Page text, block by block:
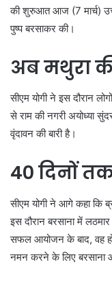
की शुरुआत आज (7 मार्च)
पुष्प बरसाकर की।
अब मथुरा
सीएम योगी ने इस दौरान
से राम की नगरी अयोध्या
वृंदावन की बारी है।
40 दिनों
सीएम योगी ने आगे कहा कि
इस दौरान बरसाना में
सफल आयोजन के बाद, वह
नमन करने के लिए बरसाना